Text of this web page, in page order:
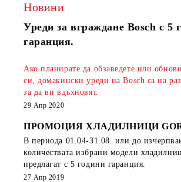
Новини
Уреди за вграждане Bosch с 5
гаранция.
Ако планирате да обзаведете или
си, домакински уреди на Bosch са на
за да ви вдъхновят.
29 Апр 2020
ПРОМОЦИЯ ХЛАДИЛНИЦИ
В периода 01.04-31.08. или до
количествата избрани модели
предлагат с 5 години гаранция.
27 Апр 2019